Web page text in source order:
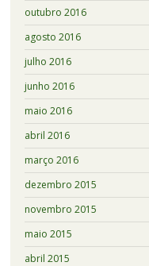
outubro 2016
agosto 2016
julho 2016
junho 2016
maio 2016
abril 2016
março 2016
dezembro 2015
novembro 2015
maio 2015
abril 2015